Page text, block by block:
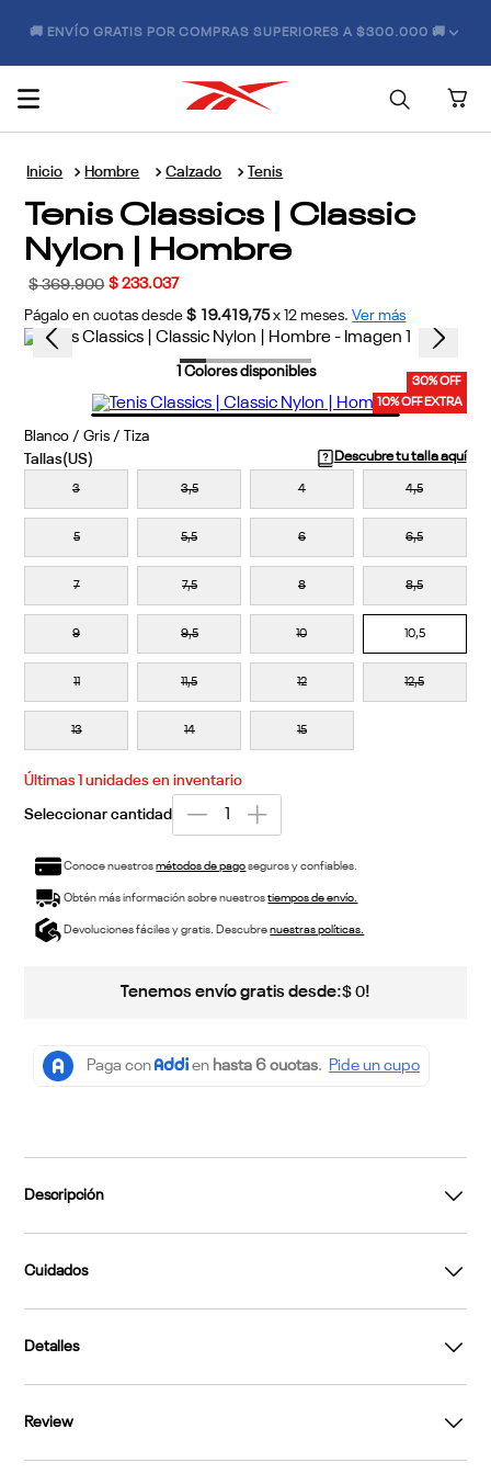
🚚 ENVÍO GRATIS POR COMPRAS SUPERIORES A $300.000 🚚
Hombre Calzado Tenis
Tenis Classics | Classic
Nylon | Hombre
$ 369.900 $ 233.037
Págalo en cuotas desde $ 19.419,75 x 12 meses. Ver más
30% OFF
10% OFF EXTRA
Colores disponibles
Blanco / Gris / Tiza
Descubre tu talla aquí
3 3,5 4 4,5
5 5,5 6 6,5
7 7,5 8 8,5
9 9,5 10 10,5
11 11,5 12 12,5
13 14 15
Últimas unidades en inventario
Conoce nuestrosmétodos de pagoseguros y confiables.
Obtén más información sobre nuestrostiempos de envío.
Devoluciones fáciles y gratis. Descubrenuestras políticas.
Tenemos envío gratis desde:$ 0!
Descripción
Cuidados
Detalles
Review